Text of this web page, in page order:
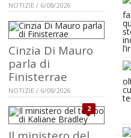
NOTIZIE / 6/08/2026
Cinzia Di Mauro
parla di
Finisterrae
NOTIZIE / 6/08/2026
2